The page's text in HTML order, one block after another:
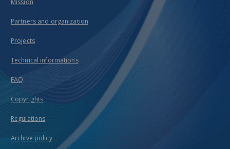
Mission
Partners and organization
Projects
Technical informations
FAQ
Copyrights
Regulations
Archive policy